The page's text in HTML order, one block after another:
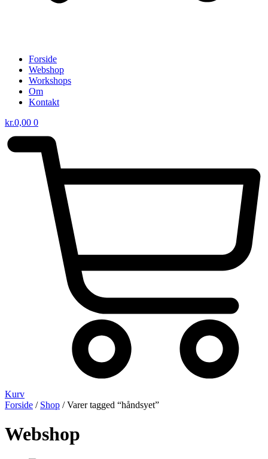
Forside
Webshop
Workshops
Om
Kontakt
kr.0,00 0
Kurv
Forside / Shop / Varer tagged “håndsyet”
Webshop